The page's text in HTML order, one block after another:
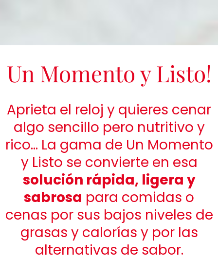
Un Momento y Listo!
Aprieta el reloj y quieres cenar
algo sencillo pero nutritivo y
rico… La gama de Un Momento
y Listo se convierte en esa
solución rápida, ligera y
sabrosa para comidas o
cenas por sus bajos niveles de
grasas y calorías y por las
alternativas de sabor.